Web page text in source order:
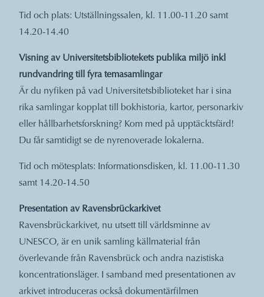
Tid och plats: Utställningssalen, kl. 11.00-11.20 samt
14.20-14.40
Visning av Universitetsbibliotekets publika miljö inkl
rundvandring till fyra temasamlingar
Är du nyfiken på vad Universitetsbiblioteket har i sina
rika samlingar kopplat till bokhistoria, kartor, personarkiv
eller hållbarhetsforskning? Kom med på upptäcktsfärd!
Du får samtidigt se de nyrenoverade lokalerna.
Tid och mötesplats: Informationsdisken, kl. 11.00-11.30
samt 14.20-14.50
Presentation av Ravensbrückarkivet
Ravensbrückarkivet, nu utsett till världsminne av
UNESCO, är en unik samling källmaterial från
överlevande från Ravensbrück och andra nazistiska
koncentrationsläger. I samband med presentationen av
arkivet introduceras också dokumentärfilmen